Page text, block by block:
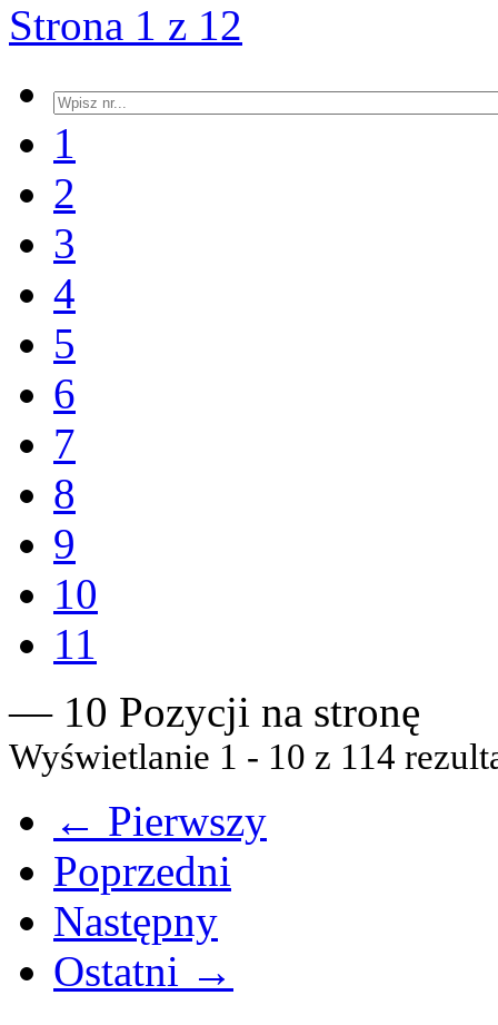
Strona 1 z 12
1
2
3
4
5
6
7
8
9
10
11
— 10 Pozycji na stronę
Wyświetlanie 1 - 10 z 114
← Pierwszy
Poprzedni
Następny
Ostatni →